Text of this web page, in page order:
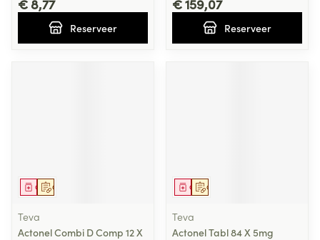
€ 8,77
Reserveer
€ 159,07
Reserveer
Op voorschrift
Geneesmiddel
Teva
Actonel Combi D Comp 12 X
Op voorschrift
Geneesmiddel
Teva
Actonel Tabl 84 X 5mg